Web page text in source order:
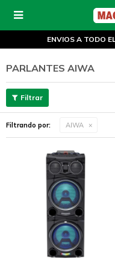

ENVIOS A TODO
PARLANTES AIWA
Filtrando por: AIWA